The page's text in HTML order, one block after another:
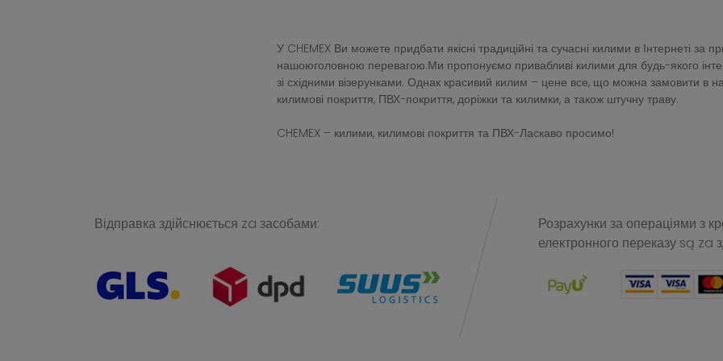
У CHEMEX Ви можете придбати якісні традиційні та сучасні килими в Інтернеті за
нашоюголовною перевагою.Ми пропонуємо привабливі килими для будь-якого
зі східними візерунками. Однак красивий килим – цене все, що можна замовити в
килимові покриття, ПВХ-покриття, доріжки та килимки, а також штучну траву.
CHEMEX – килими, килимові покриття та ПВХ-Ласкаво просимо!
Відправка здійснюється za засобами:
Розрахунки за операціями з
електронного переказу są za